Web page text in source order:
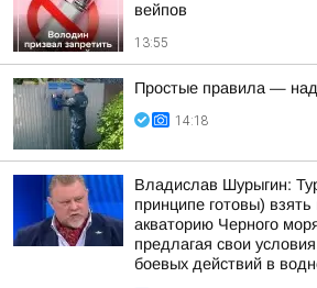
вейпов
13:55
Простые правила —
14:18
Владислав Шурыгин:
принципе готовы)
акваторию Черного
предлагая свои
боевых действий в